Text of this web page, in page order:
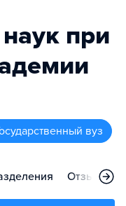
при
вуз
Отзывы